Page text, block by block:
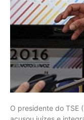
O presidente do TSE